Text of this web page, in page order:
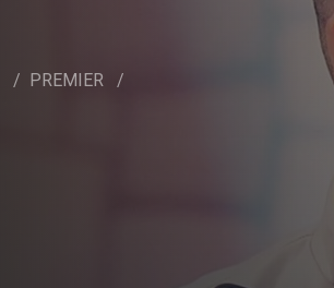
/ PREMIER /